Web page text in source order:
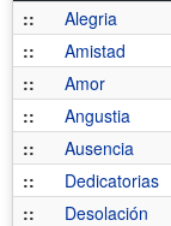
::
Alegria
::
Amistad
::
Amor
::
Angustia
::
Ausencia
::
Dedicatorias
::
Desolación